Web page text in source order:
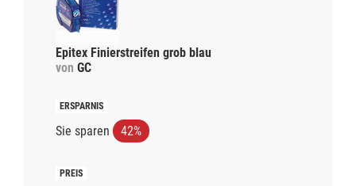
Epitex Finierstreifen grob blau
von GC
Sie sparen 42%